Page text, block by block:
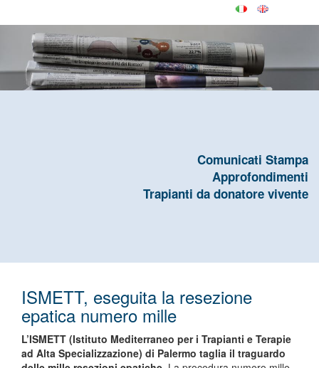
Comunicati Stampa
Approfondimenti
Trapianti da donatore vivente
ISMETT, eseguita la resezione
epatica numero mille
L’ISMETT (Istituto Mediterraneo per i Trapianti e Terapie
ad Alta Specializzazione) di Palermo taglia il traguardo